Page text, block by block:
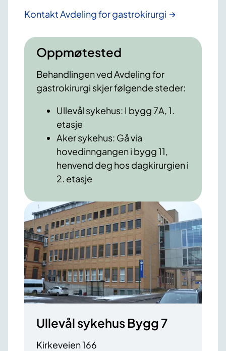
Kontakt Avdeling for gastrokirurgi
Oppmøtested
Behandlingen ved Avdeling for
gastrokirurgi skjer følgende steder:
Ullevål sykehus: I bygg 7A, 1.
etasje
Aker sykehus: Gå via
hovedinngangen i bygg 11,
henvend deg hos dagkirurgien i
2. etasje
Ullevål sykehus Bygg 7
Kirkeveien 166